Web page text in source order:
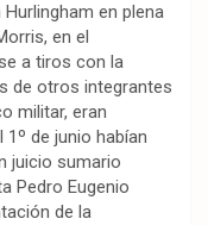
en plena
en el
a tiros con la
de otros integrantes
militar, eran
de junio habían
juicio sumario
Pedro Eugenio
de la